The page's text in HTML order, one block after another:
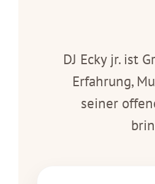
DJ Ecky jr. ist
Erfahrung,
seiner